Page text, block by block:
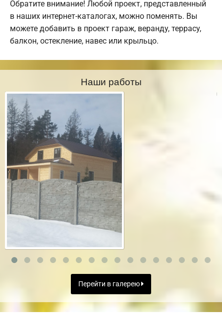
Обратите внимание! Любой проект, представленный
в наших интернет-каталогах, можно поменять. Вы
можете добавить в проект гараж, веранду, террасу,
балкон, остекление, навес или крыльцо.
Наши работы
Перейти в галерею